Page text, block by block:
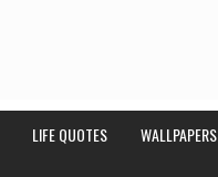
LIFE QUOTES WALLPAPERS